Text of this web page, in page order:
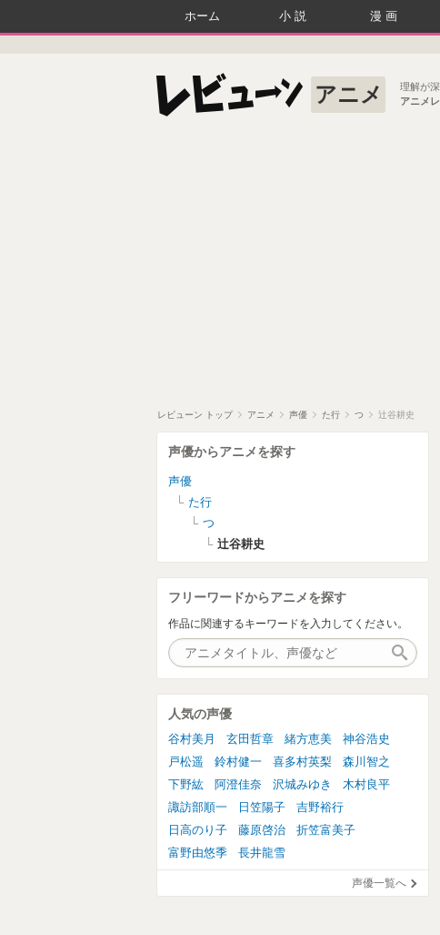
ホーム 小説 漫画
アニメ
理解が
アニメ
レビューン トップ アニメ 声優 た行 つ 辻谷耕史
声優からアニメを探す
声優
た行
つ
辻谷耕史
フリーワードからアニメを探す
作品に関連するキーワードを入力してください。
人気の声優
谷村美月 玄田哲章 緒方恵美
神谷浩史
戸松遥
鈴村健一 喜多村英梨
森川智之
下野紘
阿澄佳奈 沢城みゆき
木村良平
諏訪部順一
日笠陽子
吉野裕行
日高のり子
藤原啓治
折笠富美子
富野由悠季
長井龍雪
声優一覧へ